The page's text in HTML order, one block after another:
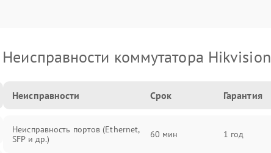
Неисправности коммутатора Hikvision
Неисправности Срок Гарантия
Неисправность портов (Ethernet,
SFP и др.)
60 мин 1 год